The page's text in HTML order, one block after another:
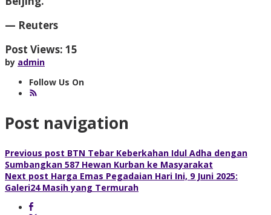
— Reuters
Post Views: 15
by admin
Follow Us On
Post navigation
Previous post BTN Tebar Keberkahan Idul Adha dengan
Sumbangkan 587 Hewan Kurban ke Masyarakat
Next post Harga Emas Pegadaian Hari Ini, 9 Juni 2025:
Galeri24 Masih yang Termurah